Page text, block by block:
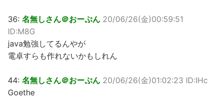
36: 名無しさん＠おーぷん 20/06/26(金)00:59:51
ID:M8G
java勉強してるんやが
電卓すらも作れないかもしれん
44: 名無しさん＠おーぷん 20/06/26(金)01:02:23 ID:IHc
Goethe